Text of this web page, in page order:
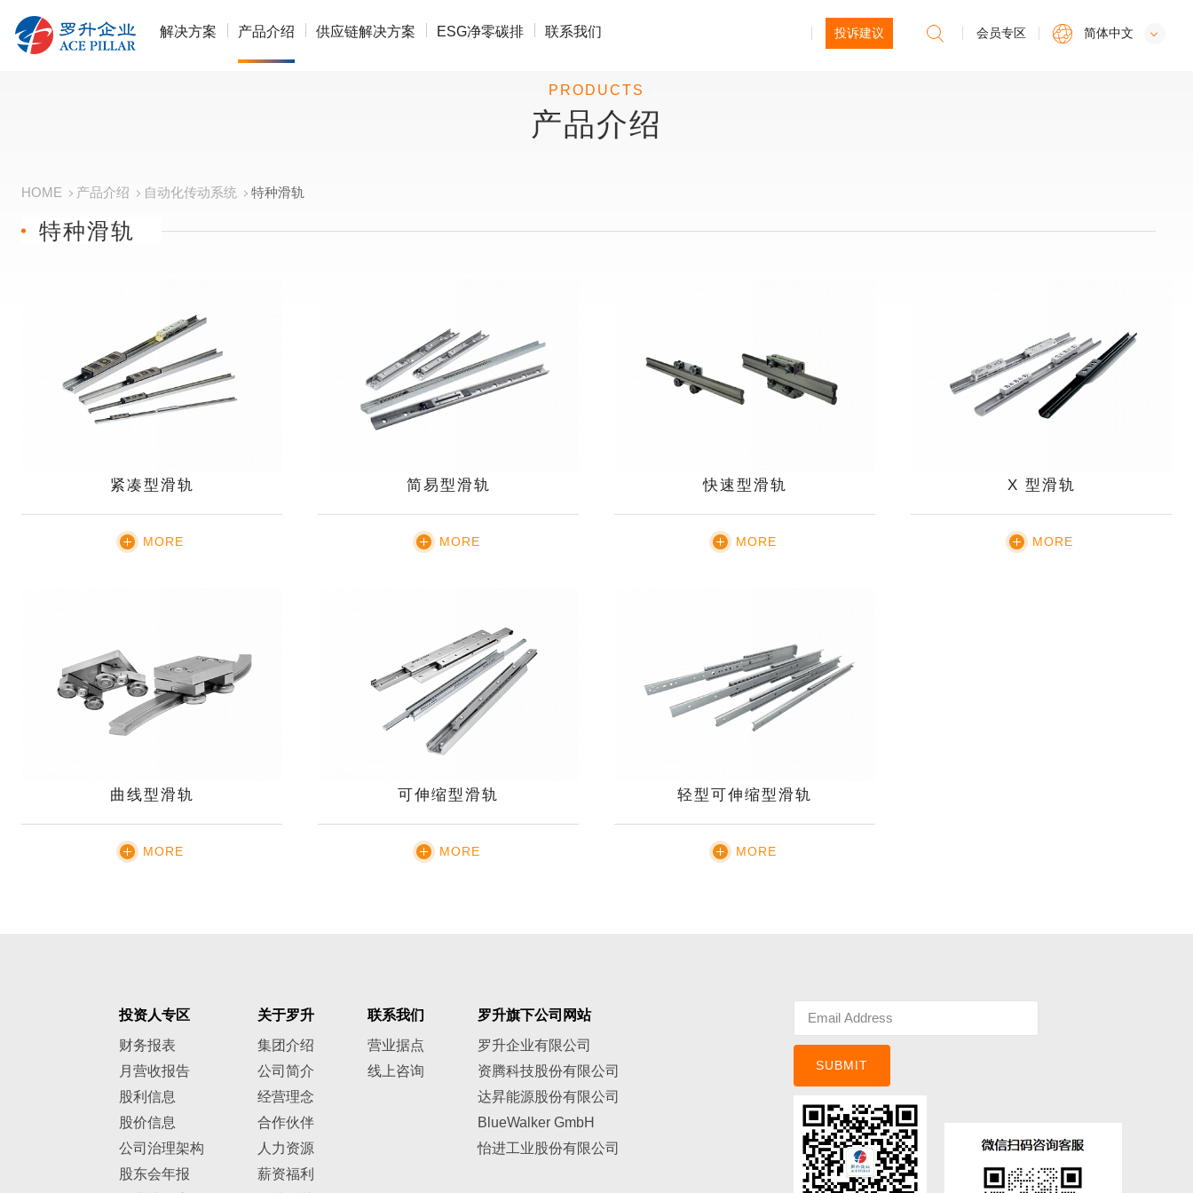
解决方案 产品介绍 供应链解决方案 ESG净零碳排 联系我们 投诉建议 会员专区 简体中文
PRODUCTS
产品介绍
HOME 产品介绍 自动化传动系统 特种滑轨
特种滑轨
紧凑型滑轨
MORE
简易型滑轨
MORE
快速型滑轨
MORE
X 型滑轨
MORE
曲线型滑轨
MORE
可伸缩型滑轨
MORE
轻型可伸缩型滑轨
MORE
投资人专区
财务报表
月营收报告
股利信息
股价信息
公司治理架构
股东会年报
关于罗升
集团介绍
公司简介
经营理念
合作伙伴
人力资源
薪资福利
联系我们
营业据点
线上咨询
罗升旗下公司网站
罗升企业有限公司
资腾科技股份有限公司
达昇能源股份有限公司
BlueWalker GmbH
怡进工业股份有限公司
SUBMIT